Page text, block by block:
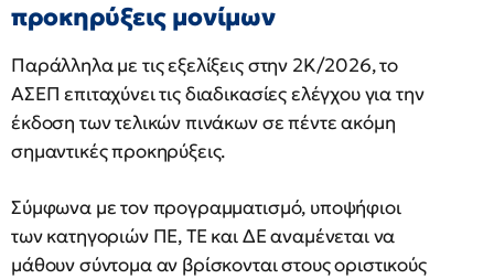
προκηρύξεις μονίμων
Παράλληλα με τις εξελίξεις στην 2Κ/2026, το
ΑΣΕΠ επιταχύνει τις διαδικασίες ελέγχου για την
έκδοση των τελικών πινάκων σε πέντε ακόμη
σημαντικές προκηρύξεις.
Σύμφωνα με τον προγραμματισμό, υποψήφιοι
των κατηγοριών ΠΕ, ΤΕ και ΔΕ αναμένεται να
μάθουν σύντομα αν βρίσκονται στους οριστικούς